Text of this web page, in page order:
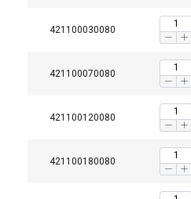
421100030080
421100070080
421100120080
421100180080